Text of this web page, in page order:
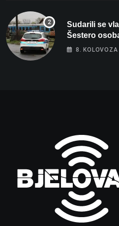
Sudarili se
Šestero
žena na
8.